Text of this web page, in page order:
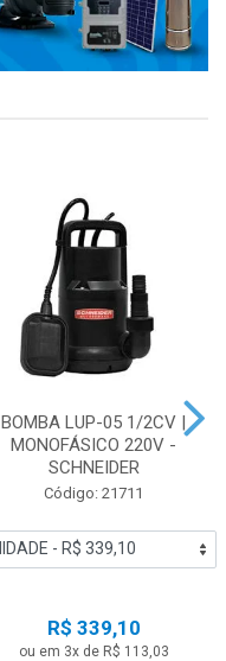
BOMBA LUP-05 1/2CV |
MONOFÁSICO 220V -
SCHNEIDER
Código: 21711
R$ 339,10
ou em 3x de R$ 113,03